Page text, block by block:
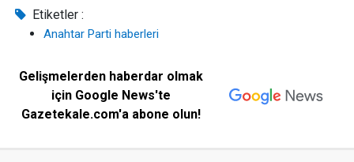
Etiketler :
Anahtar Parti haberleri
Gelişmelerden haberdar olmak
için Google News'te
Gazetekale.com'a abone olun!